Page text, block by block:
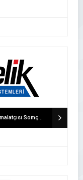
Plastik Market Arabası Depo Rafı Market Rafı İmalatçısı Somçelik Raf Sanayi